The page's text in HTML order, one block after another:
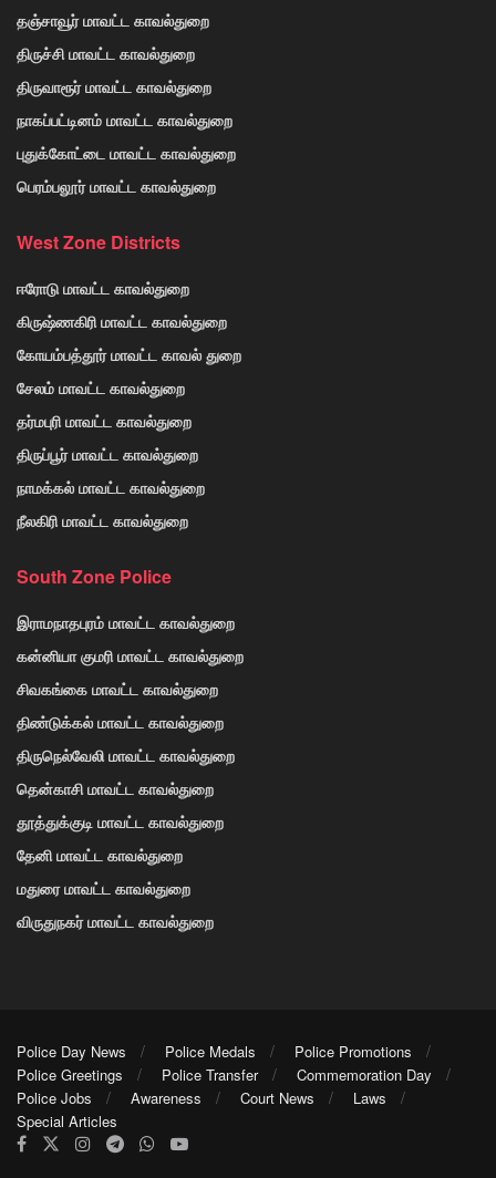
தஞ்சாவூர் மாவட்ட காவல்துறை
திருச்சி மாவட்ட காவல்துறை
திருவாரூர் மாவட்ட காவல்துறை
நாகப்பட்டினம் மாவட்ட காவல்துறை
புதுக்கோட்டை மாவட்ட காவல்துறை
பெரம்பலூர் மாவட்ட காவல்துறை
West Zone Districts
ஈரோடு மாவட்ட காவல்துறை
கிருஷ்ணகிரி மாவட்ட காவல்துறை
கோயம்பத்தூர் மாவட்ட காவல் துறை
சேலம் மாவட்ட காவல்துறை
தர்மபுரி மாவட்ட காவல்துறை
திருப்பூர் மாவட்ட காவல்துறை
நாமக்கல் மாவட்ட காவல்துறை
நீலகிரி மாவட்ட காவல்துறை
South Zone Police
இராமநாதபுரம் மாவட்ட காவல்துறை
கன்னியா குமரி மாவட்ட காவல்துறை
சிவகங்கை மாவட்ட காவல்துறை
திண்டுக்கல் மாவட்ட காவல்துறை
திருநெல்வேலி மாவட்ட காவல்துறை
தென்காசி மாவட்ட காவல்துறை
தூத்துக்குடி மாவட்ட காவல்துறை
தேனி மாவட்ட காவல்துறை
மதுரை மாவட்ட காவல்துறை
விருதுநகர் மாவட்ட காவல்துறை
Police Day News Police Medals
Police Promotions
Police Greetings
Police Transfer
Commemoration Day
Police Jobs
Awareness Court News
Laws
Special Articles